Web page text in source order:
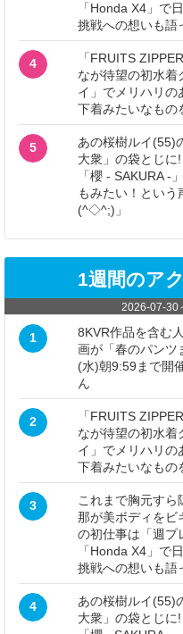
「Honda X4」で
挑戦への想いも語
4
「FRUITS
なが待望の初水着
イ」でメリハリの
下着みたいなもの
5
あの桜樹ルイ(55)
大衆」の袋とじに
「櫻 - SAKURA -
もみたい！という
(^◇^;)」
1週間のア
2026-07-30
1
8KVR作品を含む
画が「春のパンツ
(水)朝9:59まで開
ん
2
「FRUITS
なが待望の初水着
イ」でメリハリの
下着みたいなもの
3
これまで胸元す
那が美ボディをビ
の初仕事は「週プ
「Honda X4」で
挑戦への想いも語
4
あの桜樹ルイ(55)
大衆」の袋とじに